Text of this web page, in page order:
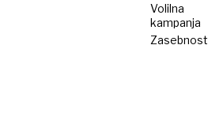
Volilna
kampanja
Zasebnost